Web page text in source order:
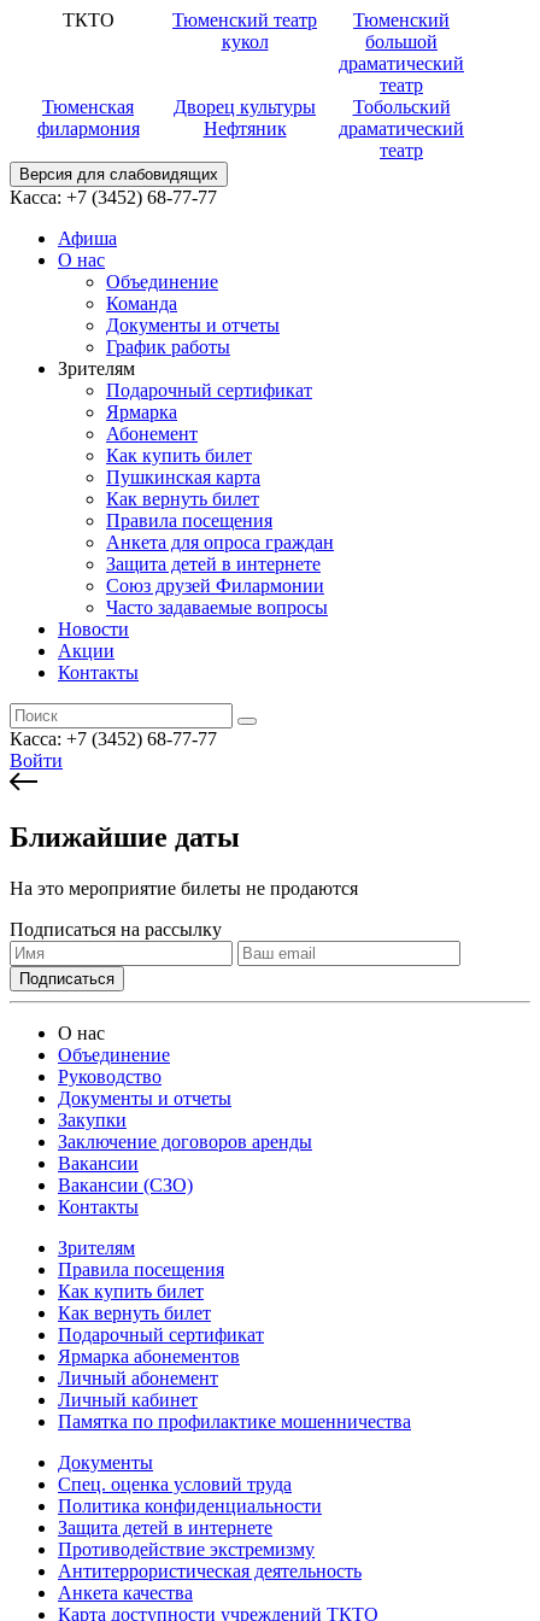
ТКТО
Тюменский театр
кукол
Тюменский
большой
драматический
театр
Тюменская
филармония
Дворец культуры
Нефтяник
Тобольский
драматический
театр
Версия для слабовидящих
Касса: +7 (3452) 68-77-77
Афиша
О нас
Объединение
Команда
Документы и отчеты
График работы
Зрителям
Подарочный сертификат
Ярмарка
Абонемент
Как купить билет
Пушкинская карта
Как вернуть билет
Правила посещения
Анкета для опроса граждан
Защита детей в интернете
Союз друзей Филармонии
Часто задаваемые вопросы
Новости
Акции
Контакты
Касса: +7 (3452) 68-77-77
Войти
Ближайшие даты
На это мероприятие билеты не продаются
Подписаться на рассылку
О нас
Объединение
Руководство
Документы и отчеты
Закупки
Заключение договоров аренды
Вакансии
Вакансии (СЗО)
Контакты
Зрителям
Правила посещения
Как купить билет
Как вернуть билет
Подарочный сертификат
Ярмарка абонементов
Личный абонемент
Личный кабинет
Памятка по профилактике мошенничества
Документы
Спец. оценка условий труда
Политика конфиденциальности
Защита детей в интернете
Противодействие экстремизму
Антитеррористическая деятельность
Анкета качества
Карта доступности учреждений ТКТО